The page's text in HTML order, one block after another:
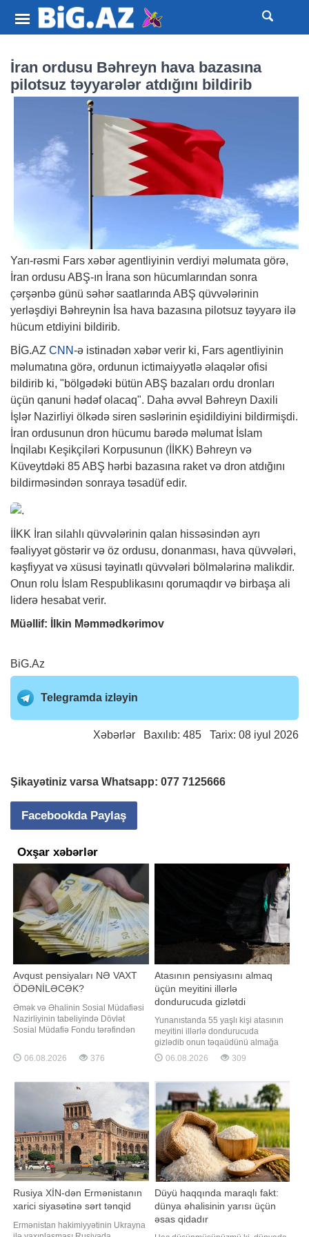
İran ordusu Bəhreyn hava bazasına
pilotsuz təyyarələr atdığını bildirib
Yarı-rəsmi Fars xəbər agentliyinin verdiyi məlumata görə,
İran ordusu ABŞ-ın İrana son hücumlarından sonra
çərşənbə günü səhər saatlarında ABŞ qüvvələrinin
yerləşdiyi Bəhreynin İsa hava bazasına pilotsuz təyyarə ilə
hücum etdiyini bildirib.
BİG.AZ CNN-ə istinadən xəbər verir ki, Fars agentliyinin
məlumatına görə, ordunun ictimaiyyətlə əlaqələr ofisi
bildirib ki, "bölgədəki bütün ABŞ bazaları ordu dronları
üçün qanuni hədəf olacaq". Daha əvvəl Bəhreyn Daxili
İşlər Nazirliyi ölkədə siren səslərinin eşidildiyini bildirmişdi.
İran ordusunun dron hücumu barədə məlumat İslam
İnqilabı Keşikçiləri Korpusunun (İİKK) Bəhreyn və
Küveytdəki 85 ABŞ hərbi bazasına raket və dron atdığını
bildirməsindən sonraya təsadüf edir.
İİKK İran silahlı qüvvələrinin qalan hissəsindən ayrı
fəaliyyət göstərir və öz ordusu, donanması, hava qüvvələri,
kəşfiyyat və xüsusi təyinatlı qüvvələri bölmələrinə malikdir.
Onun rolu İslam Respublikasını qorumaqdır və birbaşa ali
liderə hesabat verir.
Müəllif: İlkin Məmmədkərimov
BiG.Az
Telegramda izləyin
Xəbərlər Baxılıb: 485 Tarix: 08 iyul 2026
Şikayətiniz varsa Whatsapp: 077 7125666
Facebookda Paylaş
Oxşar xəbərlər
Avqust pensiyaları NƏ VAXT
ÖDƏNİLƏCƏK?
Əmək və Əhalinin Sosial Müdafiəsi
Nazirliyinin tabeliyində Dövlət
Sosial Müdafiə Fondu tərəfindən
Bakı və Sumqayıt şəhərləri, eləcə
də Abşeron rayonu üzrə bu ayın
tutulub. BİG.AZ xəbər verir ki, bu
Fondu məluma
06.08.2026 376
Atasının pensiyasını almaq
üçün meyitini illərlə
dondurucuda gizlətdi
Yunanıstanda 55 yaşlı kişi atasının
meyitini illərlə dondurucuda
gizlədib onun təqaüdünü almağa
davam etməkdə şübhəli bilinərək
həbs edilib. "Qafqazinfo" xəbər verir
görə, hadisə Peloponnes
yarımadasında, Sparta
yaxınlığındakı Mistra kəndində
qeydə alınıb
06.08.2026 309
Rusiya XİN-dən Ermənistanın
xarici siyasətinə sərt tənqid
Ermənistan hakimiyyətinin Ukrayna
Düyü haqqında maraqlı fakt:
dünya əhalisinin yarısı üçün
əsas qidadır